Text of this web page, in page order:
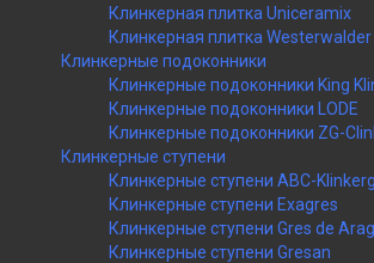
Клинкерная плитка Uniceramix
Клинкерная плитка Westerwalder
Клинкерные подоконники
Клинкерные подоконники King
Клинкерные подоконники LODE
Клинкерные подоконники ZG-
Клинкерные ступени
Клинкерные ступени ABC-
Клинкерные ступени Exagres
Клинкерные ступени Gres de
Клинкерные ступени Gresan